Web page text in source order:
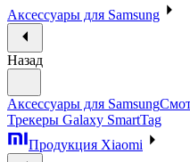
Аксессуары для Samsung
Назад
Аксессуары для Samsung
Трекеры Galaxy SmartTag
Продукция Xiaomi